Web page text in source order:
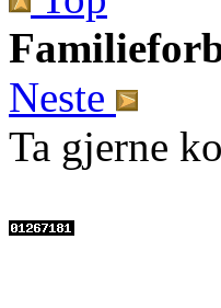
Neste
Ta gjerne